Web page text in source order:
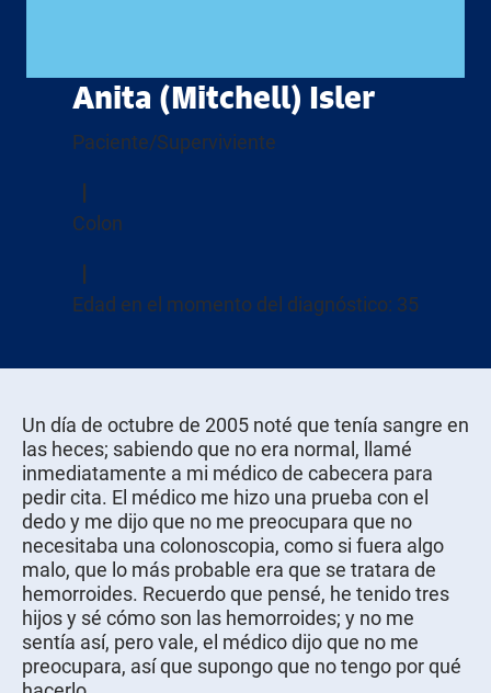
Anita (Mitchell) Isler
Paciente/Superviviente
Colon
Edad en el momento del diagnóstico: 35
Un día de octubre de 2005 noté que tenía sangre en
las heces; sabiendo que no era normal, llamé
inmediatamente a mi médico de cabecera para
pedir cita. El médico me hizo una prueba con el
dedo y me dijo que no me preocupara que no
necesitaba una colonoscopia, como si fuera algo
malo, que lo más probable era que se tratara de
hemorroides. Recuerdo que pensé, he tenido tres
hijos y sé cómo son las hemorroides; y no me
sentía así, pero vale, el médico dijo que no me
preocupara, así que supongo que no tengo por qué